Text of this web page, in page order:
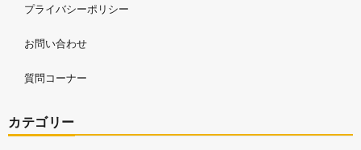
プライバシーポリシー
お問い合わせ
質問コーナー
カテゴリー